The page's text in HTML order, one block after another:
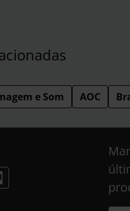
e Som AOC